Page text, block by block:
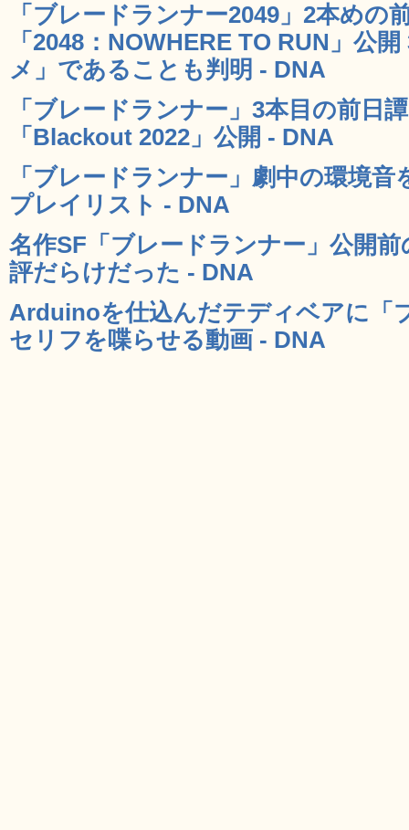
「ブレードランナー2049」2本めの
「2048：NOWHERE TO RUN」公
メ」であることも判明 - DNA
「ブレードランナー」3本目の前日
「Blackout 2022」公開 - DNA
「ブレードランナー」劇中の環境
プレイリスト - DNA
名作SF「ブレードランナー」公開
評だらけだった - DNA
Arduinoを仕込んだテディベアに「
セリフを喋らせる動画 - DNA